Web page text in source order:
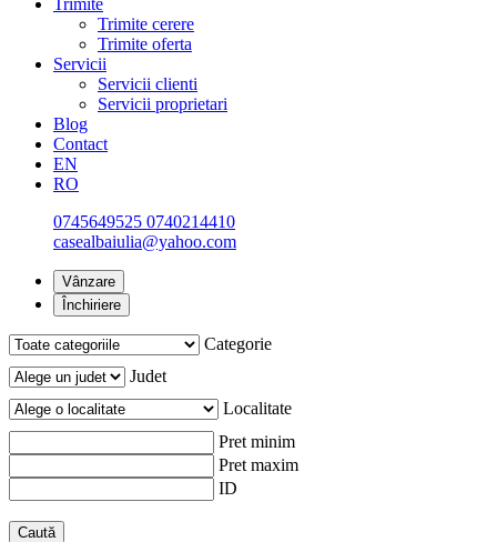
Trimite
Trimite cerere
Trimite oferta
Servicii
Servicii clienti
Servicii proprietari
Blog
Contact
EN
RO
0745649525 0740214410
casealbaiulia@yahoo.com
Vânzare
Închiriere
Categorie
Judet
Localitate
Pret minim
Pret maxim
ID
Caută